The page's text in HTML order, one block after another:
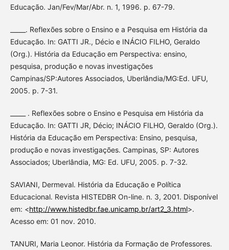
Educação. Jan/Fev/Mar/Abr. n. 1, 1996. p. 67-79.
_____. Reflexões sobre o Ensino e a Pesquisa em História da
Educação. In: GATTI JR., Décio e INÁCIO FILHO, Geraldo
(Org.). História da Educação em Perspectiva: ensino,
pesquisa, produção e novas investigações
Campinas/SP:Autores Associados, Uberlândia/MG:Ed. UFU,
2005. p. 7-31.
_____ . Reflexões sobre o Ensino e Pesquisa em História da
Educação. In: GATTI JR, Décio; INÁCIO FILHO, Geraldo (Org.).
História da Educação em Perspectiva: Ensino, pesquisa,
produção e novas investigações. Campinas, SP: Autores
Associados; Uberlândia, MG: Ed. UFU, 2005. p. 7-32.
SAVIANI, Dermeval. História da Educação e Política
Educacional. Revista HISTEDBR On-line. n. 3, 2001. Disponível
em: <http://www.histedbr.fae.unicamp.br/art2_3.html>.
Acesso em: 01 nov. 2010.
TANURI, Maria Leonor. História da Formação de Professores.